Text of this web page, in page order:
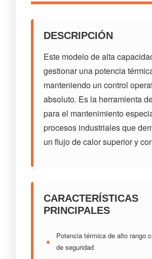
DESCRIPCIÓN
Este modelo de alta
gestionar una potencia
manteniendo un control
absoluto. Es la herramienta
para el mantenimiento
procesos industriales que
un flujo de calor superior y
CARACTERÍSTICAS
PRINCIPALES
●
Potencia térmica de alto rango
de seguridad